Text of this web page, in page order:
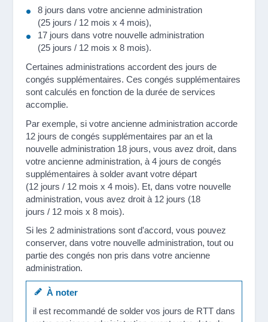
8 jours dans votre ancienne administration
(25 jours / 12 mois x 4 mois),
17 jours dans votre nouvelle administration
(25 jours / 12 mois x 8 mois).
Certaines administrations accordent des jours de
congés supplémentaires. Ces congés supplémentaires
sont calculés en fonction de la durée de services
accomplie.
Par exemple, si votre ancienne administration accorde
12 jours de congés supplémentaires par an et la
nouvelle administration 18 jours, vous avez droit, dans
votre ancienne administration, à 4 jours de congés
supplémentaires à solder avant votre départ
(12 jours / 12 mois x 4 mois). Et, dans votre nouvelle
administration, vous avez droit à 12 jours (18
jours / 12 mois x 8 mois).
Si les 2 administrations sont d'accord, vous pouvez
conserver, dans votre nouvelle administration, tout ou
partie des congés non pris dans votre ancienne
administration.
À noter
il est recommandé de solder vos jours de RTT dans